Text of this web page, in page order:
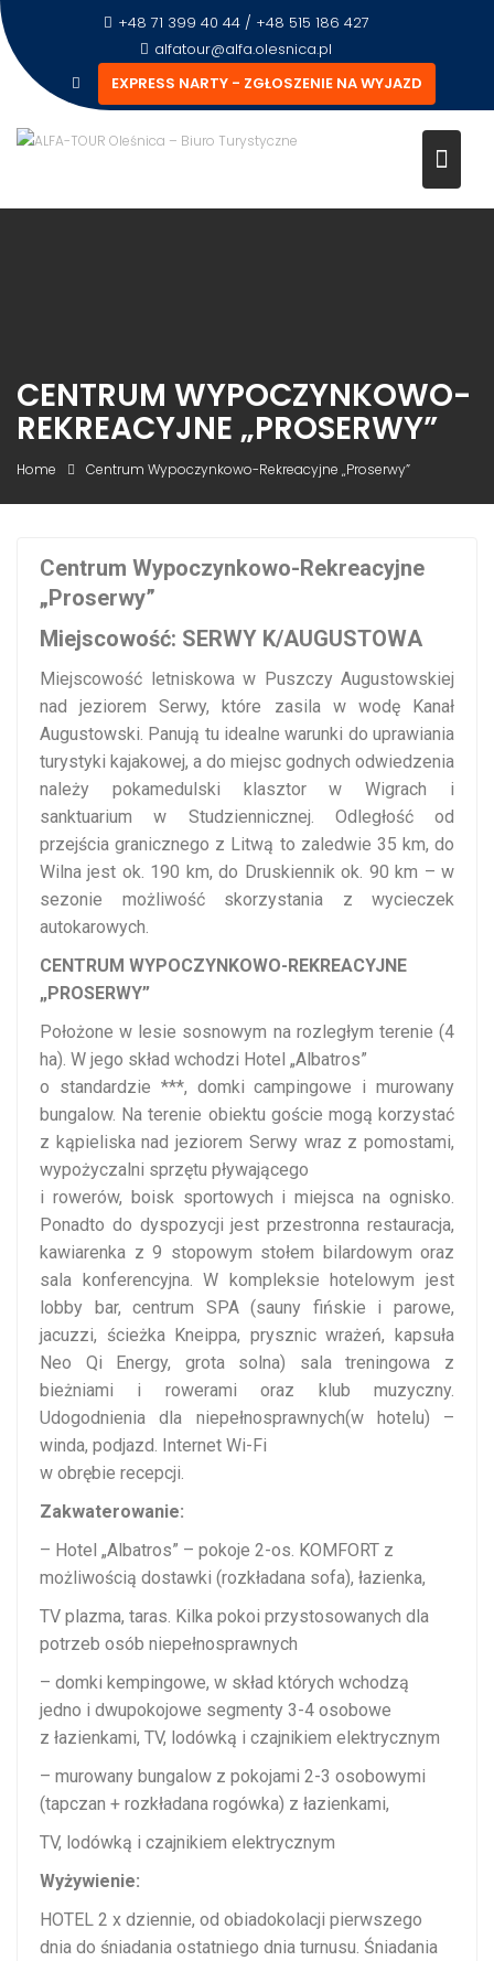
+48 71 399 40 44 / +48 515 186 427
alfatour@alfa.olesnica.pl
EXPRESS NARTY - ZGŁOSZENIE NA WYJAZD
CENTRUM WYPOCZYNKOWO-
REKREACYJNE „PROSERWY”
Home Centrum Wypoczynkowo-Rekreacyjne „Proserwy”
Centrum Wypoczynkowo-Rekreacyjne
„Proserwy”
Miejscowość: SERWY K/AUGUSTOWA
Miejscowość letniskowa w Puszczy Augustowskiej
nad jeziorem Serwy, które zasila w wodę Kanał
Augustowski. Panują tu idealne warunki do uprawiania
turystyki kajakowej, a do miejsc godnych odwiedzenia
należy pokamedulski klasztor w Wigrach i
sanktuarium w Studziennicznej. Odległość od
przejścia granicznego z Litwą to zaledwie 35 km, do
Wilna jest ok. 190 km, do Druskiennik ok. 90 km – w
sezonie możliwość skorzystania z wycieczek
autokarowych.
CENTRUM WYPOCZYNKOWO-REKREACYJNE
„PROSERWY”
Położone w lesie sosnowym na rozległym terenie (4
ha). W jego skład wchodzi Hotel „Albatros”
o standardzie ***, domki campingowe i murowany
bungalow. Na terenie obiektu goście mogą korzystać
z kąpieliska nad jeziorem Serwy wraz z pomostami,
wypożyczalni sprzętu pływającego
i rowerów, boisk sportowych i miejsca na ognisko.
Ponadto do dyspozycji jest przestronna restauracja,
kawiarenka z 9 stopowym stołem bilardowym oraz
sala konferencyjna. W kompleksie hotelowym jest
lobby bar, centrum SPA (sauny fińskie i parowe,
jacuzzi, ścieżka Kneippa, prysznic wrażeń, kapsuła
Neo Qi Energy, grota solna) sala treningowa z
bieżniami i rowerami oraz klub muzyczny.
Udogodnienia dla niepełnosprawnych(w hotelu) –
winda, podjazd. Internet Wi-Fi
w obrębie recepcji.
Zakwaterowanie:
– Hotel „Albatros” – pokoje 2-os. KOMFORT z
możliwością dostawki (rozkładana sofa), łazienka,
TV plazma, taras. Kilka pokoi przystosowanych dla
potrzeb osób niepełnosprawnych
– domki kempingowe, w skład których wchodzą
jedno i dwupokojowe segmenty 3-4 osobowe
z łazienkami, TV, lodówką i czajnikiem elektrycznym
– murowany bungalow z pokojami 2-3 osobowymi
(tapczan + rozkładana rogówka) z łazienkami,
TV, lodówką i czajnikiem elektrycznym
Wyżywienie:
HOTEL 2 x dziennie, od obiadokolacji pierwszego
dnia do śniadania ostatniego dnia turnusu. Śniadania